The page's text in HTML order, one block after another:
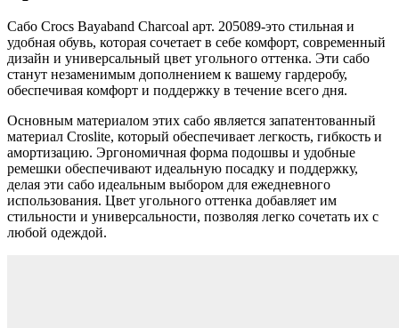
Сабо Crocs Bayaband Charcoal арт. 205089-это стильная и
удобная обувь, которая сочетает в себе комфорт, современный
дизайн и универсальный цвет угольного оттенка. Эти сабо
станут незаменимым дополнением к вашему гардеробу,
обеспечивая комфорт и поддержку в течение всего дня.
Основным материалом этих сабо является запатентованный
материал Croslite, который обеспечивает легкость, гибкость и
амортизацию. Эргономичная форма подошвы и удобные
ремешки обеспечивают идеальную посадку и поддержку,
делая эти сабо идеальным выбором для ежедневного
использования. Цвет угольного оттенка добавляет им
стильности и универсальности, позволяя легко сочетать их с
любой одеждой.